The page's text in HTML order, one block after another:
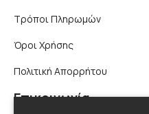
Τρόποι Πληρωμών
Όροι Χρήσης
Πολιτική Απορρήτου
Επικοινωνία